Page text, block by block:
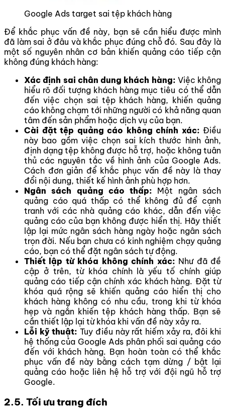
Google Ads target sai tệp khách hàng
Để khắc phục vấn đề này, bạn sẽ cần hiểu được mình
đã làm sai ở đâu và khắc phục đúng chỗ đó. Sau đây là
một số nguyên nhân cơ bản khiến quảng cáo tiếp cận
không đúng khách hàng:
Xác định sai chân dung khách hàng: Việc không
hiểu rõ đối tượng khách hàng mục tiêu có thể dẫn
đến việc chọn sai tệp khách hàng, khiến quảng
cáo không chạm tới những người có khả năng quan
tâm đến sản phẩm hoặc dịch vụ của bạn.
Cài đặt tệp quảng cáo không chính xác: Điều
này bao gồm việc chọn sai kích thước hình ảnh,
định dạng tệp không được hỗ trợ, hoặc không tuân
thủ các nguyên tắc về hình ảnh của Google Ads.
Cách đơn giản để khắc phục vấn đề này là thay
đổi nội dung, thiết kế hình ảnh phù hợp hơn.
Ngân sách quảng cáo thấp: Một ngân sách
quảng cáo quá thấp có thể không đủ để cạnh
tranh với các nhà quảng cáo khác, dẫn đến việc
quảng cáo của bạn không được hiển thị. Hãy thiết
lập lại mức ngân sách hàng ngày hoặc ngân sách
trọn đời. Nếu bạn chưa có kinh nghiệm chạy quảng
cáo, bạn có thể đặt ngân sách tự động.
Thiết lập từ khóa không chính xác: Như đã đề
cập ở trên, từ khóa chính là yếu tố chính giúp
quảng cáo tiếp cận chính xác khách hàng. Đặt từ
khóa quá rộng sẽ khiến quảng cáo hiển thị cho
khách hàng không có nhu cầu, trong khi từ khóa
hẹp và ngắn khiến tệp khách hàng thấp. Bạn sẽ
cần thiết lập lại từ khóa khi vấn đề này xảy ra.
Lỗi kỹ thuật: Tuy điều này rất hiếm xảy ra, đôi khi
hệ thống của Google Ads phân phối sai quảng cáo
đến với khách hàng. Bạn hoàn toàn có thể khắc
phục vấn đề này bằng cách tạm dừng / bật lại
quảng cáo hoặc liên hệ hỗ trợ với đội ngũ hỗ trợ
Google.
2.5. Tối ưu trang đích